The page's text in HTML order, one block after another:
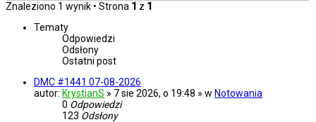
Znaleziono 1 wynik • Strona 1 z 1
Tematy
Odpowiedzi
Odsłony
Ostatni post
DMC #1441 07-08-2026
autor: KrystianS » 7 sie 2026, o 19:48 » w Notowania
0 Odpowiedzi
123 Odsłony